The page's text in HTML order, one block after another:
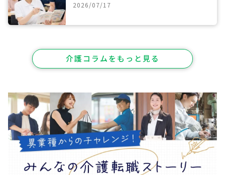
2026/07/17
介護コラムをもっと見る